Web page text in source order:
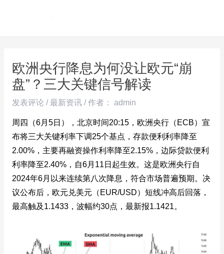
欧洲央行降息为何没让欧元“崩
盘”？三大关键信号解读
发表评论 /最新资讯/ 作者： admin
周四（6月5日），北京时间20:15，欧洲央行（ECB）宣
布将三大关键利率下调25个基点，存款便利利率降至
2.00%，主要再融资操作利率降至2.15%，边际贷款便利
利率降至2.40%，自6月11日起生效。这是欧洲央行自
2024年6月以来连续第八次降息，符合市场普遍预期。决
议公布后，欧元兑美元​（EUR/USD）短线冲高后回落，
最高触及1.1433，波幅约30点，最新报1.1421。